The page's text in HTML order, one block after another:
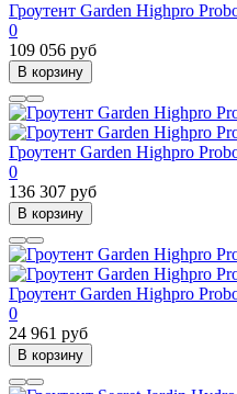
Гроутент Garden Highpro
0
109 056 руб
В корзину
Гроутент Garden Highpro
0
136 307 руб
В корзину
Гроутент Garden Highpro
0
24 961 руб
В корзину